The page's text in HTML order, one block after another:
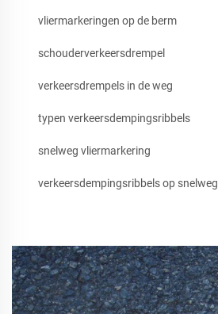
vliermarkeringen op de berm
schouderverkeersdrempel
verkeersdrempels in de weg
typen verkeersdempingsribbels
snelweg vliermarkering
verkeersdempingsribbels op snelweg